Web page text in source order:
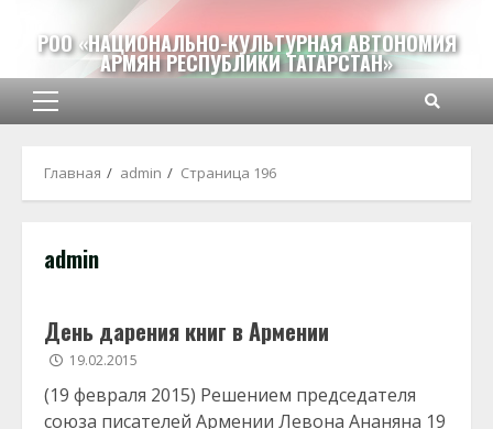
содержимому
РОО «НАЦИОНАЛЬНО-КУЛЬТУРНАЯ АВТОНОМИЯ
АРМЯН РЕСПУБЛИКИ ТАТАРСТАН»
Основное
Главная admin Страница 196
admin
День дарения книг в Армении
19.02.2015
(19 февраля 2015) Решением председателя
союза писателей Армении Левона Ананяна 19